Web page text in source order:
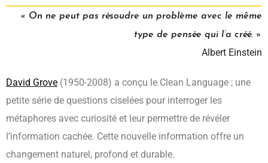
« On ne peut pas résoudre un problème avec le même
type de pensée qui l’a créé. »
Albert Einstein
David Grove (1950-2008) a conçu le Clean Language ; une
petite série de questions ciselées pour interroger les
métaphores avec curiosité et leur permettre de révéler
l’information cachée. Cette nouvelle information offre un
changement naturel, profond et durable.